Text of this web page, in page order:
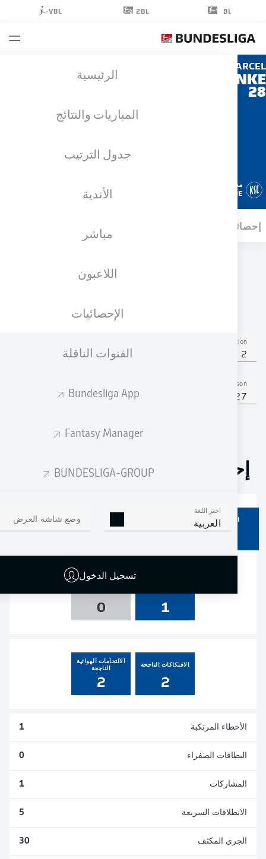
الرئيسية
المباريات والنتائج
جدول الترتيب
الأندية
مباشر
اللاعبون
الإحصائيات
القنوات الناقلة
Bundesliga App
Fantasy Manager
BUNDESLIGA-GROUP
اختر اللغة
العربية وضع شاشة العرض
تسجيل الدخول
مدافع
KARLSRUHE
موسم 2026/2027 زملاء الفريق
الطول
Competition
Bundesliga 2
Season
2026/2027
إحصائيات موسم 2026/2027
صناعة الأهداف
ركلات الجزاء
المسجلة
الافتكاكات الناجحة
الالتحامات الهوائية
الناجحة
الأخطاء المرتكبة
البطاقات الصفراء
المشاركات
الانطلاقات السريعة
الجري المكثف